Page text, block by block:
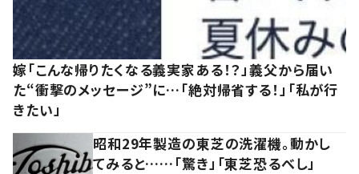
嫁「こんな帰りたくなる義実家ある！？」義父から届い
た“衝撃のメッセージ”に…「絶対帰省する！」「私が行
きたい」
昭和29年製造の東芝の洗濯機。動かし
てみると……「驚き」「東芝恐るべし」